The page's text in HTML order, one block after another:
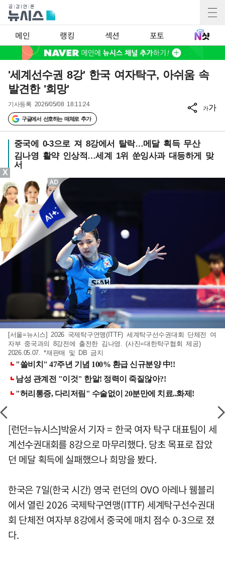
메인 랭킹 섹션 포토
'세계선수권 8강' 한국 여자탁구, 아쉬움 속
발견한 '희망'
기사등록 2026/05/08 18:11:24
구글에서 선호하는 매체로 추가
가가
중국에 0-3으로 져 8강에서 탈락…메달 획득 무산
김나영 활약 인상적…세계 1위 쑨잉사과 대등하게 맞
서
[서울=뉴시스] 2026 국제탁구연맹(ITTF) 세계탁구선수권대회 단체전 여
자부 중국과의 8강전에 출전한 김나영. (사진=대한탁구협회 제공)
2026.05.07. *재판매 및 DB 금지
[런던=뉴시스]박윤서 기자 = 한국 여자 탁구 대표팀이 세
계선수권대회를 8강으로 마무리했다. 당초 목표로 잡았
던 메달 획득에 실패했으나 희망을 봤다.
한국은 7일(한국 시간) 영국 런던의 OVO 아레나 웸블리
에서 열린 2026 국제탁구연맹(ITTF) 세계탁구선수권대
회 단체전 여자부 8강에서 중국에 매치 점수 0-3으로 졌
다.
X